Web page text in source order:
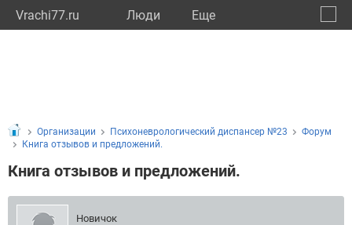
Vrachi77.ru Люди Eще
Организации Психоневрологический диспансер №23
Форум
Книга отзывов и предложений.
Книга отзывов и предложений.
Новичок